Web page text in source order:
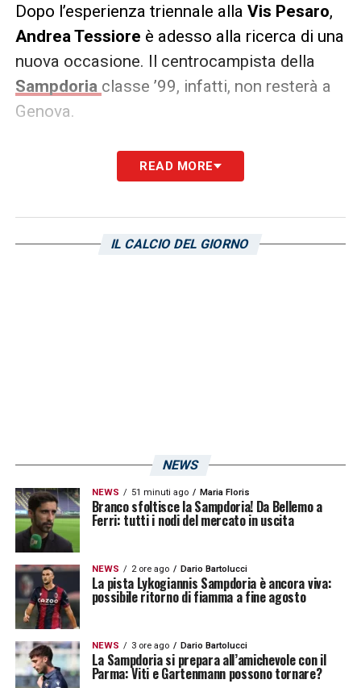
Dopo l’esperienza triennale alla Vis Pesaro,
Andrea Tessiore è adesso alla ricerca di una
nuova occasione. Il centrocampista della
Sampdoria classe ’99, infatti, non resterà a
Genova.
Secondo quanto riportato da
tuttomercatoweb.com, infatti, sarebbe
con il club di Serie C può arrivare già nei
READ MORE
IL CALCIO DEL GIORNO
NEWS
NEWS 51 minuti ago Maria Floris
Branco sfoltisce la Sampdoria! Da Bellemo a
Ferri: tutti i nodi del mercato in uscita
NEWS 2 ore ago Dario Bartolucci
La pista Lykogiannis Sampdoria è ancora viva:
possibile ritorno di fiamma a fine agosto
NEWS 3 ore ago Dario Bartolucci
La Sampdoria si prepara all’amichevole con il
Parma: Viti e Gartenmann possono tornare?